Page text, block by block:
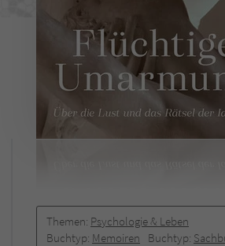
Themen: Psychologie & Leben
Buchtyp: Memoiren Buchtyp: